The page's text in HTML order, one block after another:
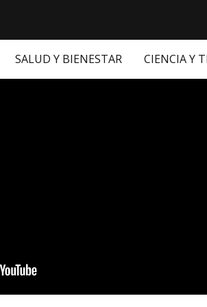
SALUD Y BIENESTAR CIENCIA Y